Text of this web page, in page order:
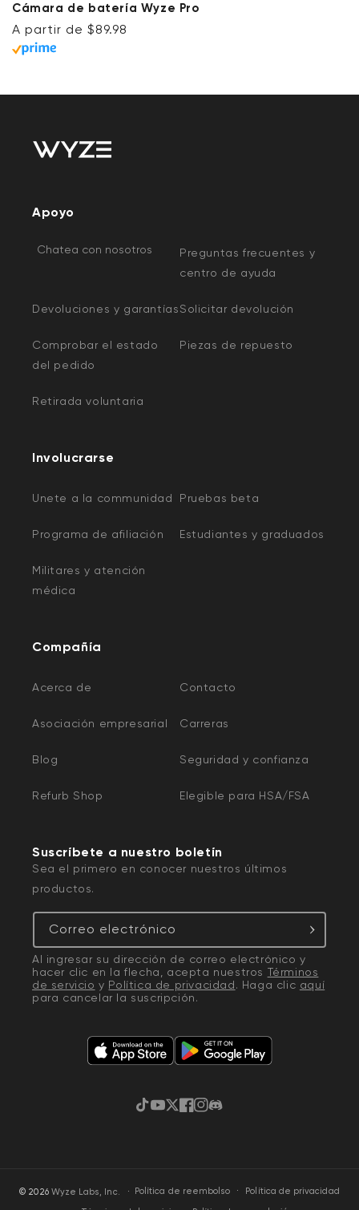
Cámara de batería Wyze Pro
Precio habitual
A partir de $89.98
Apoyo
Chatea con nosotros
Preguntas frecuentes y
centro de ayuda
Devoluciones y garantíasSolicitar devolución
Comprobar el estado
del pedido
Piezas de repuesto
Retirada voluntaria
Involucrarse
Unete a la communidad Pruebas beta
Programa de afiliación Estudiantes y graduados
Militares y atención
médica
Compañía
Acerca de Contacto
Asociación empresarial Carreras
Blog Seguridad y confianza
Refurb Shop Elegible para HSA/FSA
Suscríbete a nuestro boletín
Sea el primero en conocer nuestros últimos
productos.
Correo electrónico
Al ingresar su dirección de correo electrónico y
hacer clic en la flecha, acepta nuestros Términos
de servicio y Política de privacidad. Haga clic aquí
para cancelar la suscripción.
TikTok
YouTube
Twitter
Facebook
Instagram
Discordia
© 2026 Wyze Labs, Inc. · Política de reembolso Política de privacidad